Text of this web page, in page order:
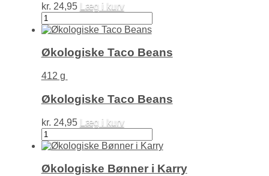
kr. 24,95
Læg i kurv
Økologisk
Linsebolognese
Økologiske Taco Beans
412 g
Økologiske Taco Beans
kr. 24,95
Læg i kurv
Økologiske
Taco
antal
Økologiske Bønner i Karry